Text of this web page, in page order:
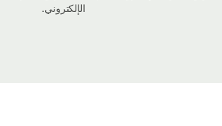
الإلكتروني.